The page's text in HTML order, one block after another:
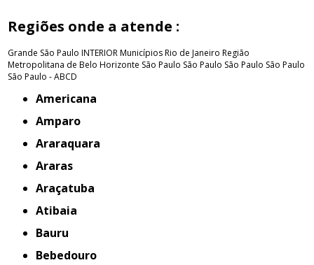
Regiões onde a atende :
Grande São Paulo INTERIORMunicípios Rio de Janeiro Região
Metropolitana de Belo Horizonte São Paulo São Paulo São Paulo São Paulo
São Paulo - ABCD
Americana
Amparo
Araraquara
Araras
Araçatuba
Atibaia
Bauru
Bebedouro